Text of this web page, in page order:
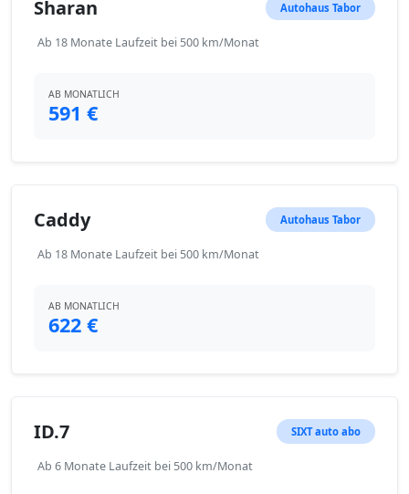
Sharan Autohaus Tabor
Ab 18 Monate Laufzeit bei 500 km/Monat
AB MONATLICH
591 €
Caddy Autohaus Tabor
Ab 18 Monate Laufzeit bei 500 km/Monat
AB MONATLICH
622 €
ID.7 SIXT auto abo
Ab 6 Monate Laufzeit bei 500 km/Monat